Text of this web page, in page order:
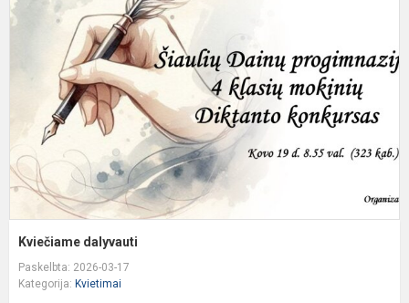
Kviečiame dalyvauti​
Paskelbta: 2026-03-17
Kategorija: Kvietimai